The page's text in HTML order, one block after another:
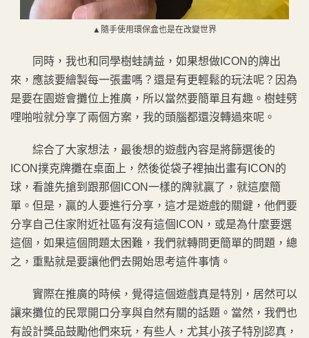
▲隨手使用環保盒也是在改變世界
同時，我也和同學樹蛙請益，如果想做ICON的牌出
來，應該要繪製每一張畫嗎？還是有更輕鬆的玩法呢？因為
是要在園遊會攤位上推廣，所以當然要簡單且有趣。樹蛙劈
哩啪啦就分享了兩個方案，我的頭腦都還沒轉過來呢。
綜合了大家想法，最後想的遊戲內容是將篩選後的
ICON撲克牌攤在桌面上，然後從袋子裡抽出畫有ICON的
球，看誰先搶到跟那個ICON一樣的牌就贏了，就這麼簡
單。但是，贏的人要進行分享，這才是遊戲的關鍵，他們要
分享自己住家附近社區有沒有這個ICON，或是為什麼要選
這個，如果這個問題太困難，我們就轉問更簡單的問題，總
之，重點就是要讓他們去開始思考這件事情。
實際在推廣的時候，覺得這個遊戲真是特別，居然可以
讓來攤位的民眾開口分享與自然有關的話題。當然，我們也
有設計獎品鼓勵他們來玩，有些人，尤其小孩子特別認真，